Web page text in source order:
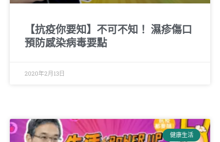
【抗疫你要知】不可不知！ 濕疹傷口
預防感染病毒要點
2020年2月13日
健康生活